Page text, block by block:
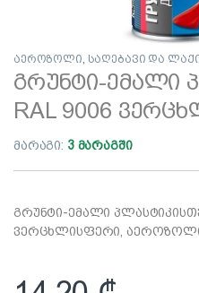
აეროზოლი საღებავი და
გრუნტი-ემალი
RAL 9006
მარაგი: 3 მარაგში
გრუნტი-ემალი
ვერცხლისფერი, აეროზოლი